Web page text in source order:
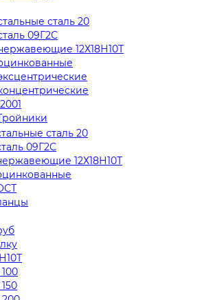
сталь 20
09Г2С
12Х18Н10Т
сталь 20
09Г2С
12Х18Н10Т